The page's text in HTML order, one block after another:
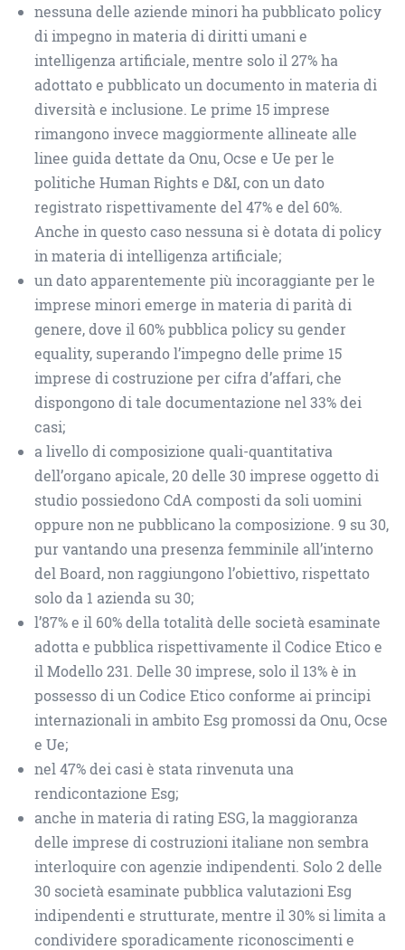
nessuna delle aziende minori ha pubblicato policy
di impegno in materia di diritti umani e
intelligenza artificiale, mentre solo il 27% ha
adottato e pubblicato un documento in materia di
diversità e inclusione. Le prime 15 imprese
rimangono invece maggiormente allineate alle
linee guida dettate da Onu, Ocse e Ue per le
politiche Human Rights e D&I, con un dato
registrato rispettivamente del 47% e del 60%.
Anche in questo caso nessuna si è dotata di policy
in materia di intelligenza artificiale;
un dato apparentemente più incoraggiante per le
imprese minori emerge in materia di parità di
genere, dove il 60% pubblica policy su gender
equality, superando l’impegno delle prime 15
imprese di costruzione per cifra d’affari, che
dispongono di tale documentazione nel 33% dei
casi;
a livello di composizione quali-quantitativa
dell’organo apicale, 20 delle 30 imprese oggetto di
studio possiedono CdA composti da soli uomini
oppure non ne pubblicano la composizione. 9 su 30,
pur vantando una presenza femminile all’interno
del Board, non raggiungono l’obiettivo, rispettato
solo da 1 azienda su 30;
l’87% e il 60% della totalità delle società esaminate
adotta e pubblica rispettivamente il Codice Etico e
il Modello 231. Delle 30 imprese, solo il 13% è in
possesso di un Codice Etico conforme ai principi
internazionali in ambito Esg promossi da Onu, Ocse
e Ue;
nel 47% dei casi è stata rinvenuta una
rendicontazione Esg;
anche in materia di rating ESG, la maggioranza
delle imprese di costruzioni italiane non sembra
interloquire con agenzie indipendenti. Solo 2 delle
30 società esaminate pubblica valutazioni Esg
indipendenti e strutturate, mentre il 30% si limita a
condividere sporadicamente riconoscimenti e